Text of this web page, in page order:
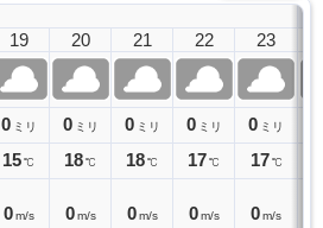
19
0 ミリ
15℃
0 m/s
20
0 ミリ
18℃
0 m/s
21
0 ミリ
18℃
0 m/s
22
0 ミリ
17℃
0 m/s
23
0 ミリ
17 ℃
0m/s